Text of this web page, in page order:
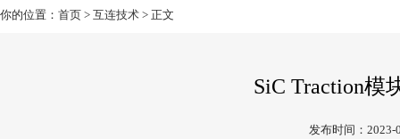
你的位置： 首页 > 互连技术 > 正文
SiC Traction模
发布时间：2023-